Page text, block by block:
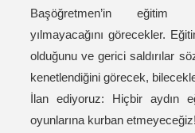
Başöğretmen’in eğitim
yılmayacağını görecekler.
olduğunu ve gerici saldırılar
kenetlendiğini görecek,
İlan ediyoruz: Hiçbir aydın
oyunlarına kurban etmeyeceğiz!